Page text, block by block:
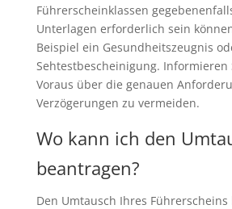
Führerscheinklassen
Unterlagen erforderlich sein
Beispiel ein Gesundheitszeugnis
Sehtestbescheinigung. Informieren
Voraus über die genauen
Verzögerungen zu vermeiden.
Wo kann ich den
beantragen?
Den Umtausch Ihres Führerscheins